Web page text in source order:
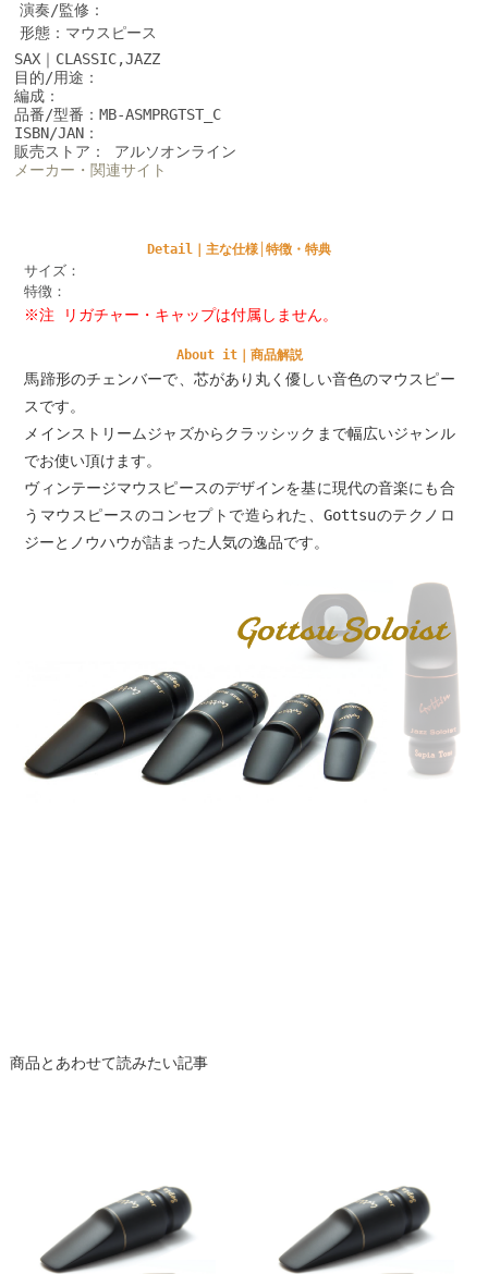
演奏/監修：
形態：マウスピース
SAX｜CLASSIC,JAZZ
目的/用途：
編成：
品番/型番：MB-ASMPRGTST_C
ISBN/JAN：
販売ストア： アルソオンライン
メーカー・関連サイト
Detail｜主な仕様│特徴・特典
サイズ：
特徴：
※注 リガチャー・キャップは付属しません。
About it｜商品解説
馬蹄形のチェンバーで、芯があり丸く優しい音色のマウスピー
スです。
メインストリームジャズからクラッシックまで幅広いジャンル
でお使い頂けます。
ヴィンテージマウスピースのデザインを基に現代の音楽にも合
うマウスピースのコンセプトで造られた、Gottsuのテクノロ
ジーとノウハウが詰まった人気の逸品です。
商品とあわせて読みたい記事